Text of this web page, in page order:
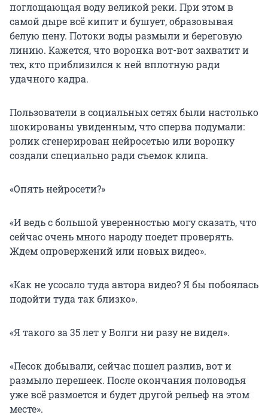
поглощающая воду великой реки. При этом в
самой дыре всё кипит и бушует, образовывая
белую пену. Потоки воды размыли и береговую
линию. Кажется, что воронка вот-вот захватит и
тех, кто приблизился к ней вплотную ради
удачного кадра.
Пользователи в социальных сетях были настолько
шокированы увиденным, что сперва подумали:
ролик сгенерирован нейросетью или воронку
создали специально ради съемок клипа.
«Опять нейросети?»
«И ведь с большой уверенностью могу сказать, что
сейчас очень много народу поедет проверять.
Ждем опровержений или новых видео».
«Как не усосало туда автора видео? Я бы побоялась
подойти туда так близко».
«Я такого за35 лету Волги ни разу не видел».
«Песок добывали, сейчас пошел разлив, вот и
размыло перешеек. После окончания половодья
уже всё размоется и будет другой рельеф на этом
месте».